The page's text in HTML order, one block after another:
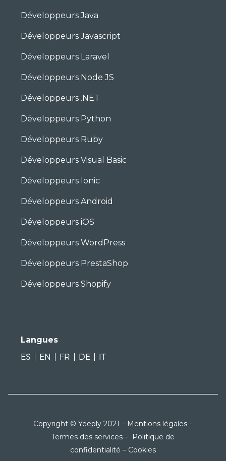
Développeurs Java
Développeurs Javascript
Développeurs Laravel
Développeurs Node JS
Développeurs .NET
Développeurs Python
Développeurs Ruby
Développeurs Visual Basic
Développeurs Ionic
Développeurs Android
Développeurs iOS
Développeurs WordPress
Développeurs PrestaShop
Développeurs Shopify
Langues
ES
EN FR DE IT
Copyright © Yeeply 2021 – Mentions légales –
Termes des services – Politique de
confidentialité – Cookies